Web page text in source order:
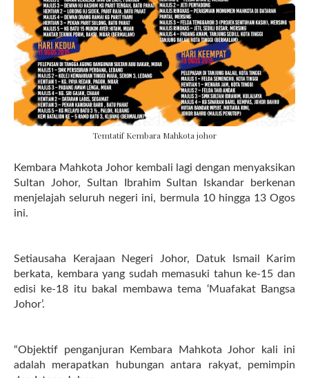
Temtatif Kembara Mahkota johor
Kembara Mahkota Johor kembali lagi dengan menyaksikan
Sultan Johor, Sultan Ibrahim Sultan Iskandar berkenan
menjelajah seluruh negeri ini, bermula 10 hingga 13 Ogos
ini.
Setiausaha Kerajaan Negeri Johor, Datuk Ismail Karim
berkata, kembara yang sudah memasuki tahun ke-15 dan
edisi ke-18 itu bakal membawa tema ‘Muafakat Bangsa
Johor’.
“Objektif penganjuran Kembara Mahkota Johor kali ini
adalah merapatkan hubungan antara rakyat, pemimpin